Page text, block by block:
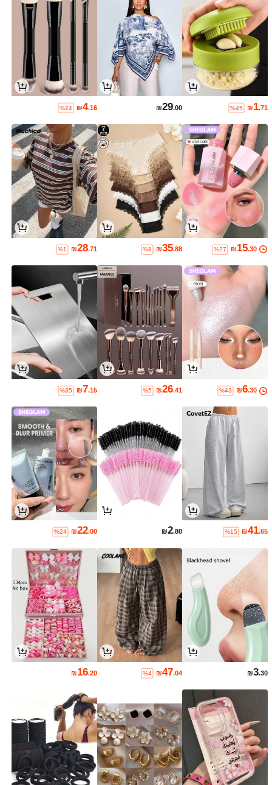
₪1.71
%45
₪29.00
₪4.16
%24
₪15.30
%27
₪35.88
%8
₪28.71
%1
₪6.30
%43
₪26.41
%5
₪7.15
%35
₪41.65
%15
₪2.80
₪22.00
%24
₪3.30
₪47.04
%4
₪16.20